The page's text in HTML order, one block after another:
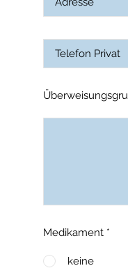
Medikament *
keine